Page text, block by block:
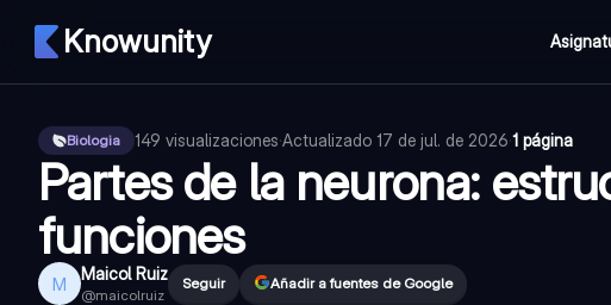
Knowunity
Biologia 149 visualizaciones·Actualizado 17 de jul. de 2026·1 página
Partes de la neurona:
funciones
M Maicol Ruiz
@maicolruiz
Seguir Añadir a fuentes de Google